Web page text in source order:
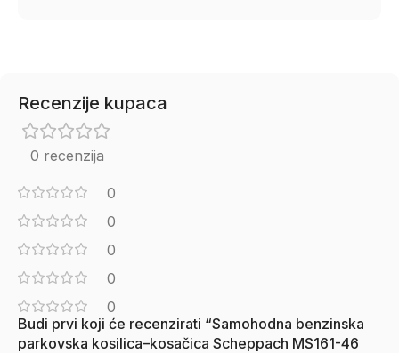
Recenzije kupaca
0 recenzija
0
0
0
0
0
Budi prvi koji će recenzirati “Samohodna benzinska
parkovska kosilica–kosačica Scheppach MS161-46